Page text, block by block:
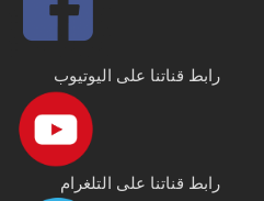
رابط قناتنا على اليوتيوب
رابط قناتنا على التلغرام